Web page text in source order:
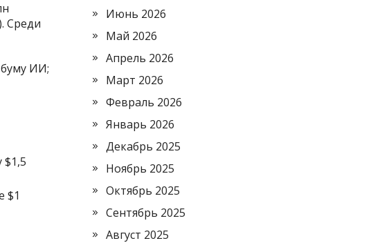
Среди
ИИ;
$1,5
$1
Июнь 2026
Май 2026
Апрель 2026
Март 2026
Февраль 2026
Январь 2026
Декабрь 2025
Ноябрь 2025
Октябрь 2025
Сентябрь 2025
Август 2025